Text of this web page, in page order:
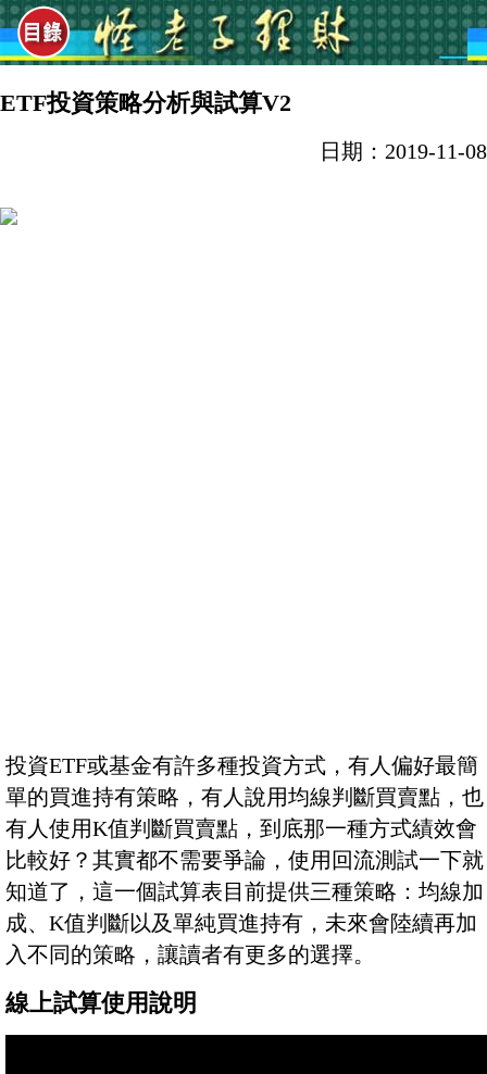
ETF投資策略分析與試算V2
日期：2019-11-08
投資ETF或基金有許多種投資方式，有人偏好最簡
單的買進持有策略，有人說用均線判斷買賣點，也
有人使用K值判斷買賣點，到底那一種方式績效會
比較好？其實都不需要爭論，使用回流測試一下就
知道了，這一個試算表目前提供三種策略：均線加
成、K值判斷以及單純買進持有，未來會陸續再加
入不同的策略，讓讀者有更多的選擇。
線上試算使用說明